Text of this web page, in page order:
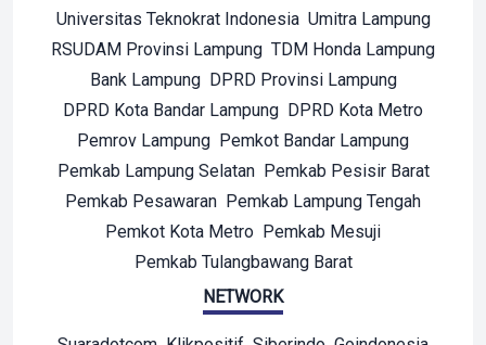
Universitas Teknokrat Indonesia Umitra Lampung
RSUDAM Provinsi Lampung TDM Honda Lampung
Bank Lampung DPRD Provinsi Lampung
DPRD Kota Bandar Lampung DPRD Kota Metro
Pemrov Lampung Pemkot Bandar Lampung
Pemkab Lampung Selatan Pemkab Pesisir Barat
Pemkab Pesawaran Pemkab Lampung Tengah
Pemkot Kota Metro Pemkab Mesuji
Pemkab Tulangbawang Barat
NETWORK